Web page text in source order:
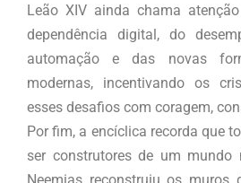
Leão XIV ainda chama
dependência digital, do
automação e das novas
modernas, incentivando os
esses desafios com coragem,
Por fim, a encíclica recorda que
ser construtores de um mundo
Neemias reconstruiu os muros